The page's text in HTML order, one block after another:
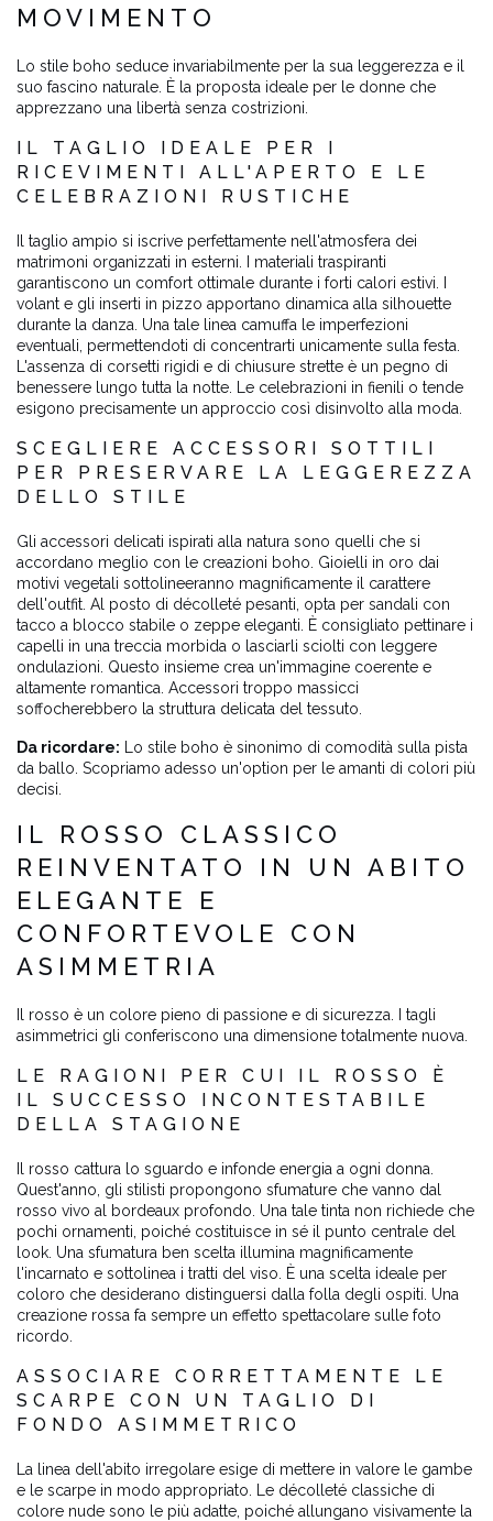
MOVIMENTO
Lo stile boho seduce invariabilmente per la sua leggerezza e il
suo fascino naturale. È la proposta ideale per le donne che
apprezzano una libertà senza costrizioni.
IL TAGLIO IDEALE PER I
RICEVIMENTI ALL'APERTO E LE
CELEBRAZIONI RUSTICHE
Il taglio ampio si iscrive perfettamente nell'atmosfera dei
matrimoni organizzati in esterni. I materiali traspiranti
garantiscono un comfort ottimale durante i forti calori estivi. I
volant e gli inserti in pizzo apportano dinamica alla silhouette
durante la danza. Una tale linea camuffa le imperfezioni
eventuali, permettendoti di concentrarti unicamente sulla festa.
L'assenza di corsetti rigidi e di chiusure strette è un pegno di
benessere lungo tutta la notte. Le celebrazioni in fienili o tende
esigono precisamente un approccio così disinvolto alla moda.
SCEGLIERE ACCESSORI SOTTILI
PER PRESERVARE LA LEGGEREZZA
DELLO STILE
Gli accessori delicati ispirati alla natura sono quelli che si
accordano meglio con le creazioni boho. Gioielli in oro dai
motivi vegetali sottolineeranno magnificamente il carattere
dell'outfit. Al posto di décolleté pesanti, opta per sandali con
tacco a blocco stabile o zeppe eleganti. È consigliato pettinare i
capelli in una treccia morbida o lasciarli sciolti con leggere
ondulazioni. Questo insieme crea un'immagine coerente e
altamente romantica. Accessori troppo massicci
soffocherebbero la struttura delicata del tessuto.
Da ricordare: Lo stile boho è sinonimo di comodità sulla pista
da ballo. Scopriamo adesso un'option per le amanti di colori più
decisi.
IL ROSSO CLASSICO
REINVENTATO IN UN ABITO
ELEGANTE E
CONFORTEVOLE CON
ASIMMETRIA
Il rosso è un colore pieno di passione e di sicurezza. I tagli
asimmetrici gli conferiscono una dimensione totalmente nuova.
LE RAGIONI PER CUI IL ROSSO È
IL SUCCESSO INCONTESTABILE
DELLA STAGIONE
Il rosso cattura lo sguardo e infonde energia a ogni donna.
Quest'anno, gli stilisti propongono sfumature che vanno dal
rosso vivo al bordeaux profondo. Una tale tinta non richiede che
pochi ornamenti, poiché costituisce in sé il punto centrale del
look. Una sfumatura ben scelta illumina magnificamente
l'incarnato e sottolinea i tratti del viso. È una scelta ideale per
coloro che desiderano distinguersi dalla folla degli ospiti. Una
creazione rossa fa sempre un effetto spettacolare sulle foto
ricordo.
ASSOCIARE CORRETTAMENTE LE
SCARPE CON UN TAGLIO DI
FONDO ASIMMETRICO
La linea dell'abito irregolare esige di mettere in valore le gambe
e le scarpe in modo appropriato. Le décolleté classiche di
colore nude sono le più adatte, poiché allungano visivamente la